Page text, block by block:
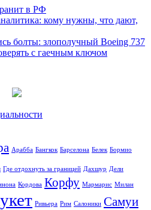
в РФ
кому нужны, что дают,
болты: злополучный Boeing 737
с гаечным ключом
Арабба Бангкок Барселона Белек Бормио
Где отдохнуть за границей Дахшур Дели
Кордова Корфу Мармарис Милан
Ривьера Рим Салоники Самуи